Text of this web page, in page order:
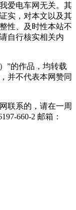
爱电车网无关。其
实，对本文以及其
性、及时性本站不
自行核实相关内
”的作品，均转载
并不代表本网赞同
联系的，请在一周
660-2 邮箱：